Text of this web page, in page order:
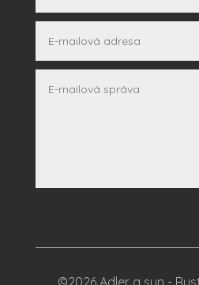
©2026 Adler a syn -